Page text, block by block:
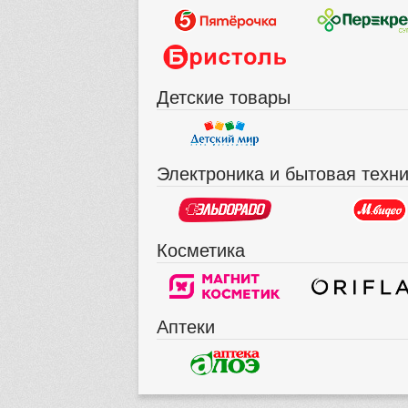
Детские товары
Электроника и бытовая
Косметика
Аптеки